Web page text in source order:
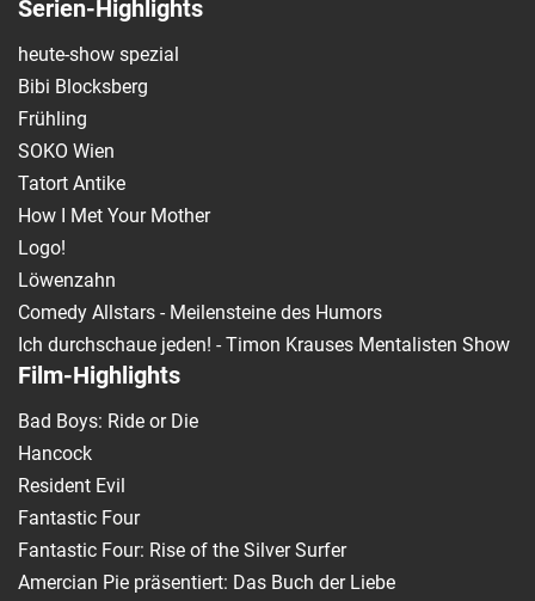
Serien-Highlights
heute-show spezial
Bibi Blocksberg
Frühling
SOKO Wien
Tatort Antike
How I Met Your Mother
Logo!
Löwenzahn
Comedy Allstars - Meilensteine des Humors
Ich durchschaue jeden! - Timon Krauses Mentalisten Show
Film-Highlights
Bad Boys: Ride or Die
Hancock
Resident Evil
Fantastic Four
Fantastic Four: Rise of the Silver Surfer
Amercian Pie präsentiert: Das Buch der Liebe